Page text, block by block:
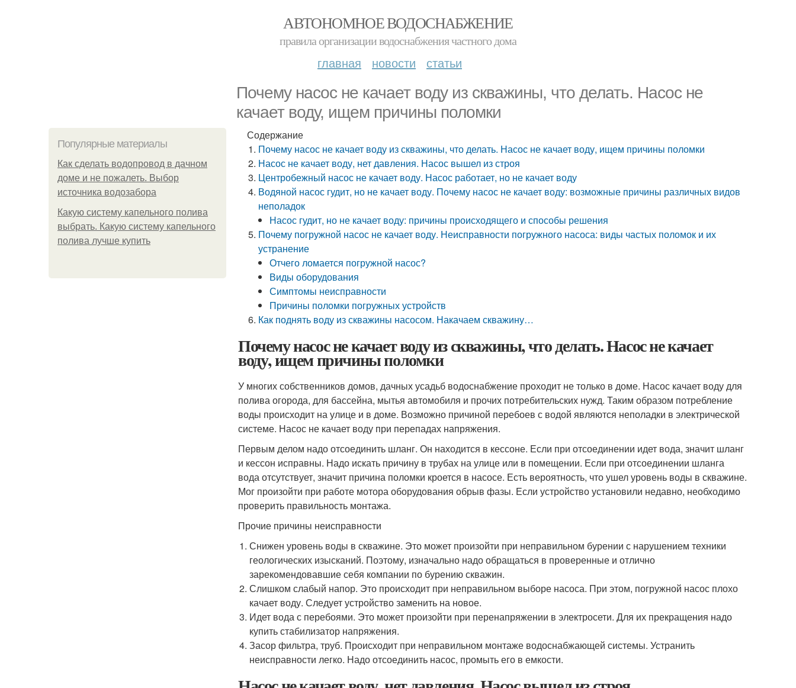
АВТОНОМНОЕ ВОДОСНАБЖЕНИЕ
правила организации водоснабжения частного дома
главная новости статьи
Почему насос не качает воду из скважины, что делать. Насос не
качает воду, ищем причины поломки
Популярные материалы
Как сделать водопровод в дачном
доме и не пожалеть. Выбор
источника водозабора
Какую систему капельного полива
выбрать. Какую систему капельного
полива лучше купить
Содержание
Почему насос не качает воду из скважины, что делать. Насос не качает воду, ищем причины поломки
Насос не качает воду, нет давления. Насос вышел из строя
Центробежный насос не качает воду. Насос работает, но не качает воду
Водяной насос гудит, но не качает воду. Почему насос не качает воду: возможные причины различных видов
неполадок
Насос гудит, но не качает воду: причины происходящего и способы решения
Почему погружной насос не качает воду. Неисправности погружного насоса: виды частых поломок и их
устранение
Отчего ломается погружной насос?
Виды оборудования
Симптомы неисправности
Причины поломки погружных устройств
Как поднять воду из скважины насосом. Накачаем скважину…
Почему насос не качает воду из скважины, что делать. Насос не качает
воду, ищем причины поломки
У многих собственников домов, дачных усадьб водоснабжение проходит не только в доме. Насос качает воду для
полива огорода, для бассейна, мытья автомобиля и прочих потребительских нужд. Таким образом потребление
воды происходит на улице и в доме. Возможно причиной перебоев с водой являются неполадки в электрической
системе. Насос не качает воду при перепадах напряжения.
Первым делом надо отсоединить шланг. Он находится в кессоне. Если при отсоединении идет вода, значит шланг
и кессон исправны. Надо искать причину в трубах на улице или в помещении. Если при отсоединении шланга
вода отсутствует, значит причина поломки кроется в насосе. Есть вероятность, что ушел уровень воды в скважине.
Мог произойти при работе мотора оборудования обрыв фазы. Если устройство установили недавно, необходимо
проверить правильность монтажа.
Прочие причины неисправности
Снижен уровень воды в скважине. Это может произойти при неправильном бурении с нарушением техники
геологических изысканий. Поэтому, изначально надо обращаться в проверенные и отлично
зарекомендовавшие себя компании по бурению скважин.
Слишком слабый напор. Это происходит при неправильном выборе насоса. При этом, погружной насос плохо
качает воду. Следует устройство заменить на новое.
Идет вода с перебоями. Это может произойти при перенапряжении в электросети. Для их прекращения надо
купить стабилизатор напряжения.
Засор фильтра, труб. Происходит при неправильном монтаже водоснабжающей системы. Устранить
неисправности легко. Надо отсоединить насос, промыть его в емкости.